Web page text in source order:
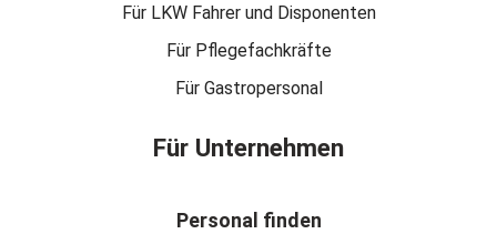
Für LKW Fahrer und Disponenten
Für Pflegefachkräfte
Für Gastropersonal
Für Unternehmen
Personal finden